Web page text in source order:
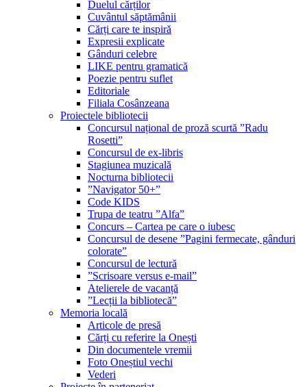
Duelul cărților
Cuvântul săptămânii
Cărți care te inspiră
Expresii explicate
Gânduri celebre
LIKE pentru gramatică
Poezie pentru suflet
Editoriale
Filiala Cosânzeana
Proiectele bibliotecii
Concursul național de proză scurtă ”Radu
Rosetti”
Concursul de ex-libris
Stagiunea muzicală
Nocturna bibliotecii
”Navigator 50+”
Code KIDS
Trupa de teatru ”Alfa”
Concurs – Cartea pe care o iubesc
Concursul de desene ”Pagini fermecate, gânduri
colorate”
Concursul de lectură
”Scrisoare versus e-mail”
Atelierele de vacanță
”Lecții la bibliotecă”
Memoria locală
Articole de presă
Cărți cu referire la Onești
Din documentele vremii
Foto Oneștiul vechi
Vederi